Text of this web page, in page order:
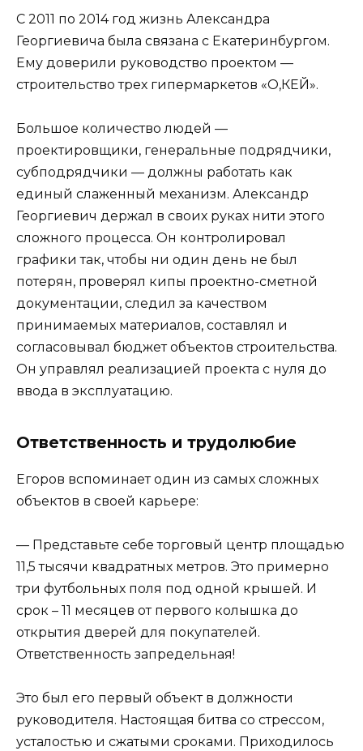
С 2011 по 2014 год жизнь Александра
Георгиевича была связана с Екатеринбургом.
Ему доверили руководство проектом —
строительство трех гипермаркетов «О,КЕЙ».
Большое количество людей —
проектировщики, генеральные подрядчики,
субподрядчики — должны работать как
единый слаженный механизм. Александр
Георгиевич держал в своих руках нити этого
сложного процесса. Он контролировал
графики так, чтобы ни один день не был
потерян, проверял кипы проектно-сметной
документации, следил за качеством
принимаемых материалов, составлял и
согласовывал бюджет объектов строительства.
Он управлял реализацией проекта с нуля до
ввода в эксплуатацию.
Ответственность и трудолюбие
Егоров вспоминает один из самых сложных
объектов в своей карьере:
— Представьте себе торговый центр площадью
11,5 тысячи квадратных метров. Это примерно
три футбольных поля под одной крышей. И
срок – 11 месяцев от первого колышка до
открытия дверей для покупателей.
Ответственность запредельная!
Это был его первый объект в должности
руководителя. Настоящая битва со стрессом,
усталостью и сжатыми сроками. Приходилось